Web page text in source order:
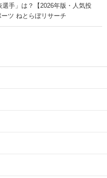
手」は？【2026年版・人気投
ツ ねとらぼリサーチ